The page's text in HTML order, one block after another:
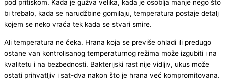
pod pritiskom. Kada je gužva velika, kada je osoblja manje nego što
bi trebalo, kada se narudžbine gomilaju, temperatura postaje detalj
kojem se neko vraća tek kada se stvari smire.
Ali temperatura ne čeka. Hrana koja se previše ohladi ili predugo
ostane van kontrolisanog temperaturnog režima može izgubiti i na
kvalitetu i na bezbednosti. Bakterijski rast nije vidljiv, ukus može
ostati prihvatljiv i sat-dva nakon što je hrana već kompromitovana.